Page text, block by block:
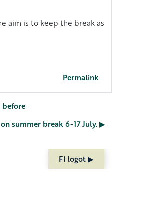
aim is to keep the break as
Permalink
before
summer break 6-17 July. ▶︎
FI logot ▶︎